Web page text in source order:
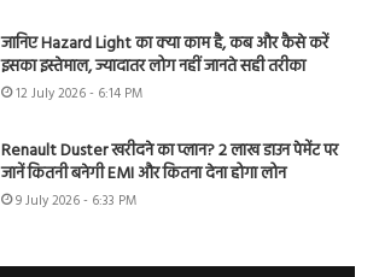
जानिए Hazard Light का क्या काम है, कब और कैसे करें
इसका इस्तेमाल, ज्यादातर लोग नहीं जानते सही तरीका
12 July 2026 - 6:14 PM
Renault Duster खरीदने का प्लान? 2 लाख डाउन पेमेंट पर
जानें कितनी बनेगी EMI और कितना देना होगा लोन
9 July 2026 - 6:33 PM